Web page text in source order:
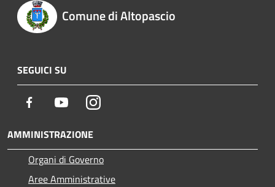
Comune di Altopascio
SEGUICI SU
Facebook YoutubeInstagram
AMMINISTRAZIONE
Organi di Governo
Aree Amministrative